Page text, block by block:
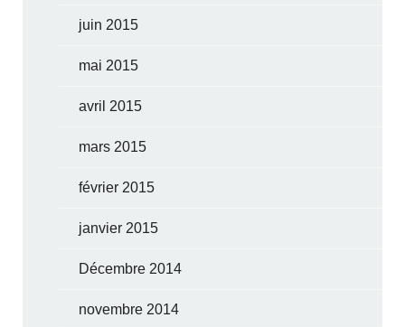
juin 2015
mai 2015
avril 2015
mars 2015
février 2015
janvier 2015
Décembre 2014
novembre 2014